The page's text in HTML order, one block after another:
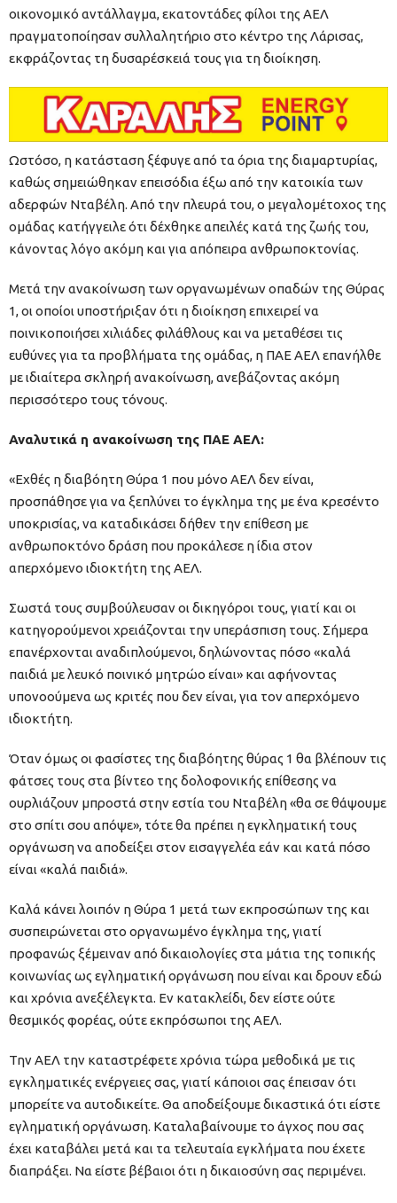
οικονομικό αντάλλαγμα, εκατοντάδες φίλοι της ΑΕΛ
πραγματοποίησαν συλλαλητήριο στο κέντρο της Λάρισας,
εκφράζοντας τη δυσαρέσκειά τους για τη διοίκηση.
Ωστόσο, η κατάσταση ξέφυγε από τα όρια της διαμαρτυρίας,
καθώς σημειώθηκαν επεισόδια έξω από την κατοικία των
αδερφών Νταβέλη. Από την πλευρά του, ο μεγαλομέτοχος της
ομάδας κατήγγειλε ότι δέχθηκε απειλές κατά της ζωής του,
κάνοντας λόγο ακόμη και για απόπειρα ανθρωποκτονίας.
Μετά την ανακοίνωση των οργανωμένων οπαδών της Θύρας
1, οι οποίοι υποστήριξαν ότι η διοίκηση επιχειρεί να
ποινικοποιήσει χιλιάδες φιλάθλους και να μεταθέσει τις
ευθύνες για τα προβλήματα της ομάδας, η ΠΑΕ ΑΕΛ επανήλθε
με ιδιαίτερα σκληρή ανακοίνωση, ανεβάζοντας ακόμη
περισσότερο τους τόνους.
Αναλυτικά η ανακοίνωση της ΠΑΕ ΑΕΛ:
«Εχθές η διαβόητη Θύρα 1 που μόνο ΑΕΛ δεν είναι,
προσπάθησε για να ξεπλύνει το έγκλημα της με ένα κρεσέντο
υποκρισίας, να καταδικάσει δήθεν την επίθεση με
ανθρωποκτόνο δράση που προκάλεσε η ίδια στον
απερχόμενο ιδιοκτήτη της ΑΕΛ.
Σωστά τους συμβούλευσαν οι δικηγόροι τους, γιατί και οι
κατηγορούμενοι χρειάζονται την υπεράσπιση τους. Σήμερα
επανέρχονται αναδιπλούμενοι, δηλώνοντας πόσο «καλά
παιδιά με λευκό ποινικό μητρώο είναι» και αφήνοντας
υπονοούμενα ως κριτές που δεν είναι, για τον απερχόμενο
ιδιοκτήτη.
Όταν όμως οι φασίστες της διαβόητης θύρας 1 θα βλέπουν τις
φάτσες τους στα βίντεο της δολοφονικής επίθεσης να
ουρλιάζουν μπροστά στην εστία του Νταβέλη «θα σε θάψουμε
στο σπίτι σου απόψε», τότε θα πρέπει η εγκληματική τους
οργάνωση να αποδείξει στον εισαγγελέα εάν και κατά πόσο
είναι «καλά παιδιά».
Καλά κάνει λοιπόν η Θύρα 1 μετά των εκπροσώπων της και
συσπειρώνεται στο οργανωμένο έγκλημα της, γιατί
προφανώς ξέμειναν από δικαιολογίες στα μάτια της τοπικής
κοινωνίας ως εγληματική οργάνωση που είναι και δρουν εδώ
και χρόνια ανεξέλεγκτα. Εν κατακλείδι, δεν είστε ούτε
θεσμικός φορέας, ούτε εκπρόσωποι της ΑΕΛ.
Την ΑΕΛ την καταστρέφετε χρόνια τώρα μεθοδικά με τις
εγκληματικές ενέργειες σας, γιατί κάποιοι σας έπεισαν ότι
μπορείτε να αυτοδικείτε. Θα αποδείξουμε δικαστικά ότι είστε
εγληματική οργάνωση. Καταλαβαίνουμε το άγχος που σας
έχει καταβάλει μετά και τα τελευταία εγκλήματα που έχετε
διαπράξει. Να είστε βέβαιοι ότι η δικαιοσύνη σας περιμένει.